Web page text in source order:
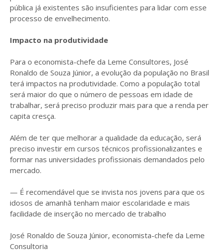
pública já existentes são insuficientes para lidar com esse
processo de envelhecimento.
Impacto na produtividade
Para o economista-chefe da Leme Consultores, José
Ronaldo de Souza Júnior, a evolução da população no Brasil
terá impactos na produtividade. Como a população total
será maior do que o número de pessoas em idade de
trabalhar, será preciso produzir mais para que a renda per
capita cresça.
Além de ter que melhorar a qualidade da educação, será
preciso investir em cursos técnicos profissionalizantes e
formar nas universidades profissionais demandados pelo
mercado.
— É recomendável que se invista nos jovens para que os
idosos de amanhã tenham maior escolaridade e mais
facilidade de inserção no mercado de trabalho
José Ronaldo de Souza Júnior, economista-chefe da Leme
Consultoria